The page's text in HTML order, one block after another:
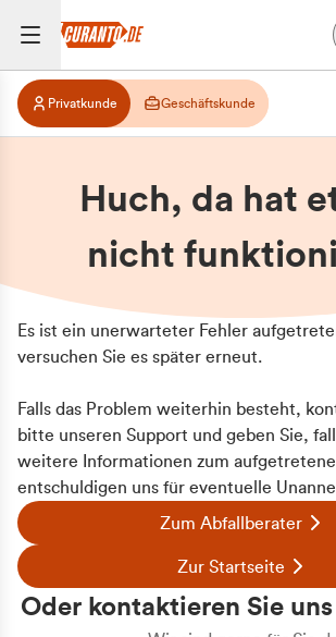
Privatkunde Geschäftskunde
Huch, da hat
nicht
Es ist ein unerwarteter Fehler
versuchen Sie es später erneut.
Falls das Problem weiterhin besteht,
bitte unseren Support und geben Sie,
weitere Informationen zum
entschuldigen uns für eventuelle
Zum Abfallberater
Zur Startseite
Oder kontaktieren Sie